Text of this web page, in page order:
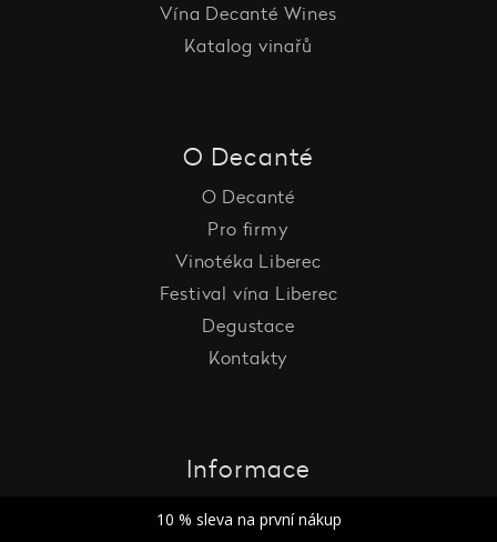
Vína Decanté Wines
Katalog vinařů
O Decanté
O Decanté
Pro firmy
Vinotéka Liberec
Festival vína Liberec
Degustace
Kontakty
Informace
Vrácení a reklamace
10 % sleva na první nákup